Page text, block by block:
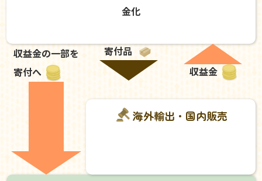
金化
収益金の一部を
寄付へ
寄付品
収益金
海外輸出・国内販売